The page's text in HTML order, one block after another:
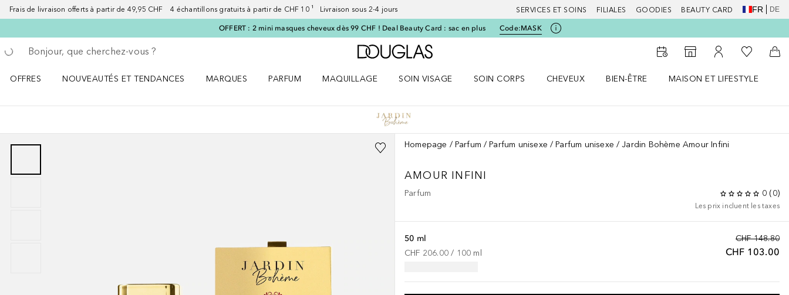
Frais de livraison offerts à partir de 49,95 CHF 4 échantillons gratuits à partir de CHF 10 ¹ Livraison sous 2-4 jours SERVICES ET SOINS FILIALES GOODIES BEAUTY CARD FR DE
OFFERT : 2 mini masques cheveux dès 99 CHF ! Deal Beauty Card : sac en plus Code:MASK
Retourner
Exécuter la recherche
Vers l'accueil Douglas
Vers le Storefinder
Vers Mon Compte
Vers Ma
OFFRES
NOUVEAUTÉS ET TENDANCES
MARQUES
PARFUM
MAQUILLAGE
SOIN VISAGE
SOIN CORPS
CHEVEUX
BIEN-ÊTRE
MAISON ET LIFESTYLE
Homepage Parfum Parfum unisexe Parfum unisexe Jardin Bohème Amour Infini
AMOUR INFINI
Parfum 0 (0)
Les prix incluent les taxes
CHF 148.80
CHF 103.00
50 ml
CHF 206.00 / 100 ml